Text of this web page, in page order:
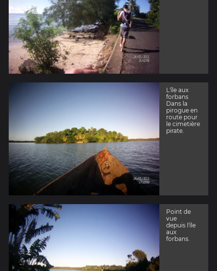
L'île aux
forbans
Dans la
pirogue en
route pour
le cimetière
pirate.
Point de
vue
depuis l'île
aux
forbans.